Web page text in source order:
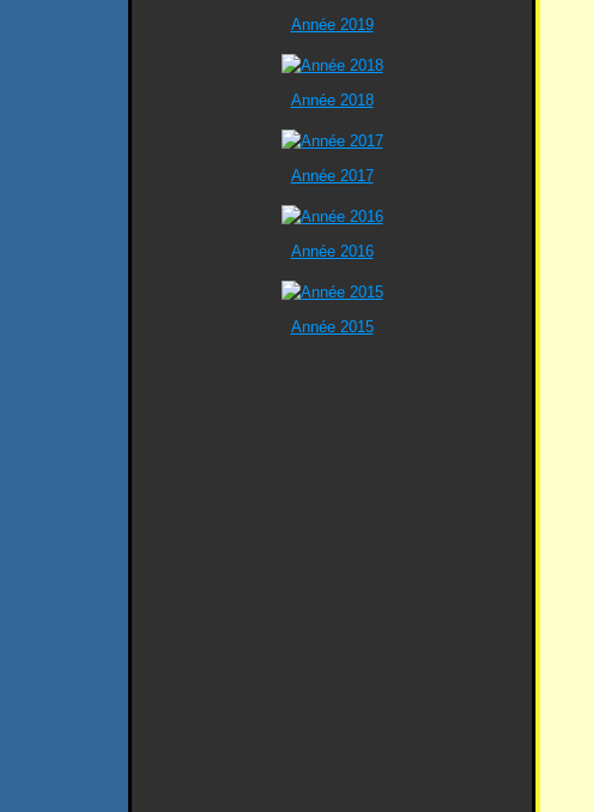
Année 2019
Année 2018
Année 2017
Année 2016
Année 2015